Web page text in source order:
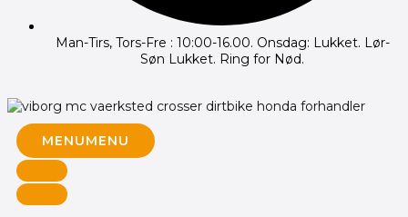
Man-Tirs, Tors-Fre : 10:00-16.00. Onsdag: Lukket. Lør-
Søn Lukket. Ring for Nød.
MENUMENU